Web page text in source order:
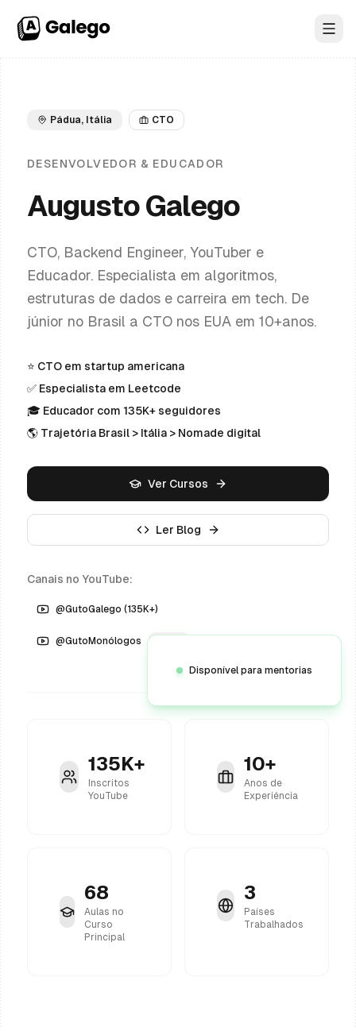
Pádua, Itália CTO
DESENVOLVEDOR & EDUCADOR
AugustoGalego
CTO, Backend Engineer, YouTuber e
Educador. Especialista em algoritmos,
estruturas de dados e carreira em tech. De
júnior no Brasil a CTO nos EUA em 10+anos.
⭐ CTO em startup americana
✅ Especialista em Leetcode
🎓 Educador com 135K+ seguidores
🌎 Trajetória Brasil > Itália > Nomade digital
Ver Cursos
Ler Blog
Canais no YouTube:
@GutoGalego (135K+)
@GutoMonólogos
Disponível para mentorias
135K+
Inscritos
YouTube
10+
Anos de
Experiência
68
Aulas no
Curso
Principal
3
Países
Trabalhados